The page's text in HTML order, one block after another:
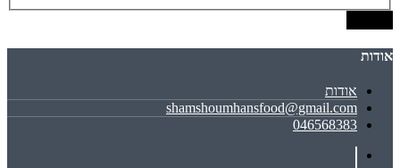
אודות
אודות
shamshoumhansfood@gmail.com
046568383